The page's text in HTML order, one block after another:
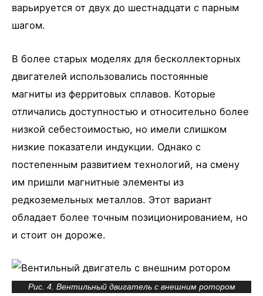
варьируется от двух до шестнадцати с парным
шагом.
В более старых моделях для бесколлекторных
двигателей использовались постоянные
магниты из ферритовых сплавов. Которые
отличались доступностью и относительно более
низкой себестоимостью, но имели слишком
низкие показатели индукции. Однако с
постепенным развитием технологий, на смену
им пришли магнитные элементы из
редкоземельных металлов. Этот вариант
обладает более точным позиционированием, но
и стоит он дороже.
Рис. 4. Вентильный двигатель с внешним ротором